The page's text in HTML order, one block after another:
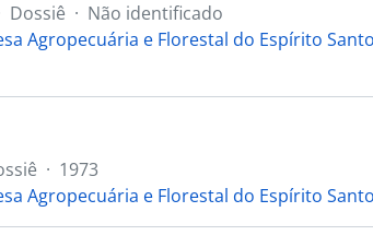
Dossiê · Não identificado
Agropecuária e Florestal do Espírito Santo
· 1973
Agropecuária e Florestal do Espírito Santo